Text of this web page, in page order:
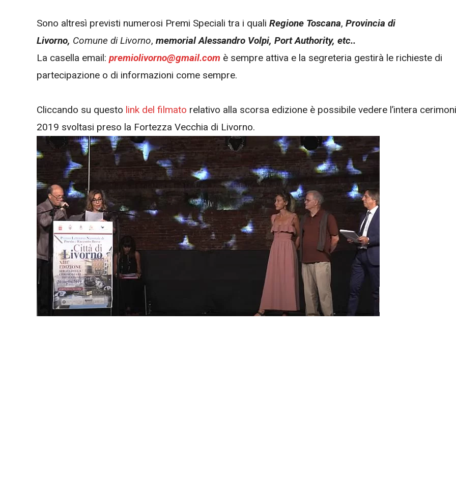
Sono altresì previsti numerosi Premi Speciali tra i quali Regione Toscana, Provincia di
Livorno, Comune di Livorno, memorial Alessandro Volpi, Port Authority, etc..
La casella email: premiolivorno@gmail.com è sempre attiva e la segreteria gestirà le richieste di
partecipazione o di informazioni come sempre.
Cliccando su questo link del filmato relativo alla scorsa edizione è possibile vedere l’intera
2019 svoltasi preso la Fortezza Vecchia di Livorno.